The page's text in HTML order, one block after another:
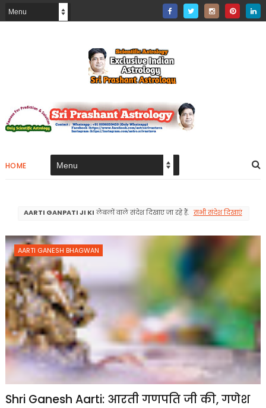
HOME
AARTI GANPATI JI KI लेबलों वाले संदेश दिखाए जा रहे हैं. सभी संदेश दिखाएं
AARTI GANESH BHAGWAN
Shri Ganesh Aarti: आरती गणपति जी की, गणेश